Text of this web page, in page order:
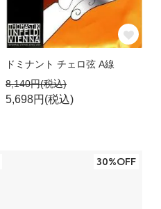
ドミナント チェロ弦 A線
8,140円(税込)
5,698円(税込)
30%OFF